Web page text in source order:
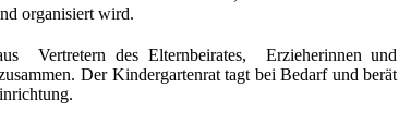
organisiert wird.
Vertretern des Elternbeirates, Erzieherinnen und
Der Kindergartenrat tagt bei Bedarf und berät